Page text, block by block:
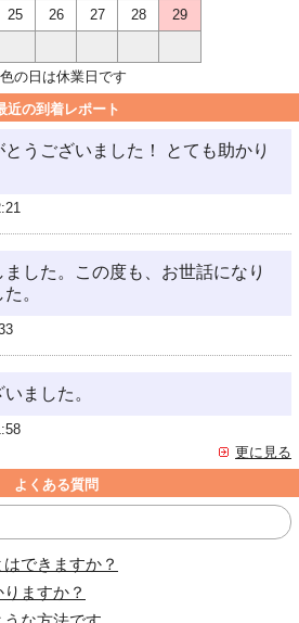
25 26 27 28
29
の日は休業日です
近の到着レポート
うございました！ とても助かり
した。この度も、お世話になり
。
ました。
更に見る
よくある質問
できますか？
ますか？